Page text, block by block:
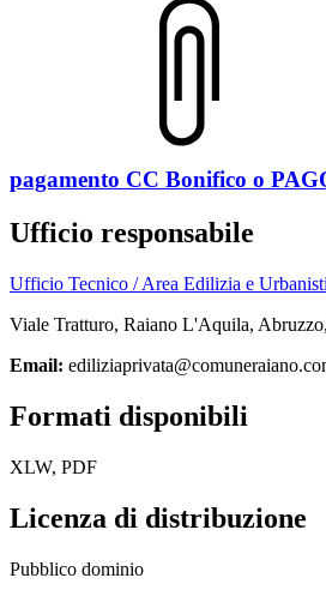
pagamento CC Bonifico o
Ufficio responsabile
Ufficio Tecnico / Area Edilizia e
Viale Tratturo, Raiano L'Aquila,
Email:
Formati disponibili
XLW, PDF
Licenza di distribuzione
Pubblico dominio